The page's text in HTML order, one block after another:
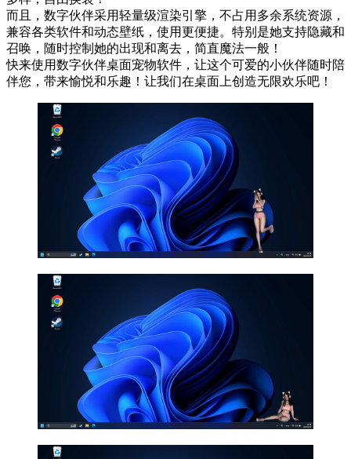
而且，数字伙伴采用轻量级渲染引擎，不占用多余系统资源，
兼容各类软件和动态壁纸，使用更便捷。特别是她支持隐藏和
召唤，随时控制她的出现和离去，简直魔法一般！
快来使用数字伙伴桌面宠物软件，让这个可爱的小伙伴随时陪
伴您，带来愉悦和乐趣！让我们在桌面上创造无限欢乐吧！